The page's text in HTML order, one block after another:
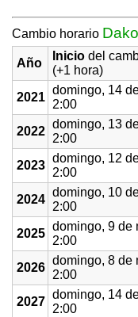
Cambio horario
Año
Inicio del
(+1 hora)
2021
domingo, 14
2:00
2022
domingo, 13
2:00
2023
domingo, 12
2:00
2024
domingo, 10
2:00
2025
domingo, 9 de
2:00
2026
domingo, 8 de
2:00
2027
domingo, 14
2:00